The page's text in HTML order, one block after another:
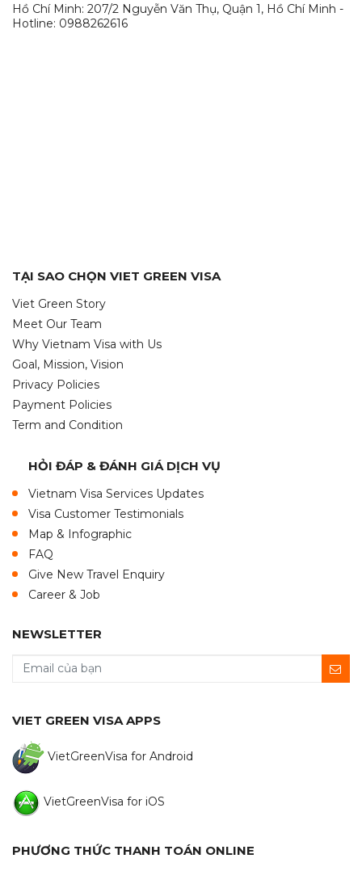
Hồ Chí Minh: 207/2 Nguyễn Văn Thụ, Quận 1, Hồ Chí Minh -
Hotline: 0988262616
TẠI SAO CHỌN VIET GREEN VISA
Viet Green Story
Meet Our Team
Why Vietnam Visa with Us
Goal, Mission, Vision
Privacy Policies
Payment Policies
Term and Condition
HỎI ĐÁP & ĐÁNH GIÁ DỊCH VỤ
Vietnam Visa Services Updates
Visa Customer Testimonials
Map & Infographic
FAQ
Give New Travel Enquiry
Career & Job
NEWSLETTER
VIET GREEN VISA APPS
VietGreenVisa for Android
VietGreenVisa for iOS
PHƯƠNG THỨC THANH TOÁN ONLINE